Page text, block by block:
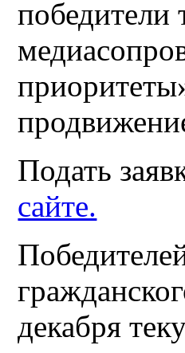
победители
Подать
сайте.
декабря